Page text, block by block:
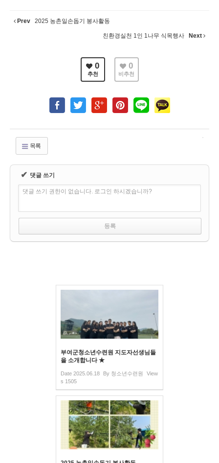
Prev 2025 농촌일손돕기 봉사활동
친환경실천 1인 1나무 식목행사 Next
0
추천
0
비추천
목록
✔ 댓글 쓰기
댓글 쓰기 권한이 없습니다. 로그인 하시겠습니까?
부여군청소년수련원 지도자선생님들
을 소개합니다 ★
Date 2025.06.18 By 청소년수련원
View
s 1505